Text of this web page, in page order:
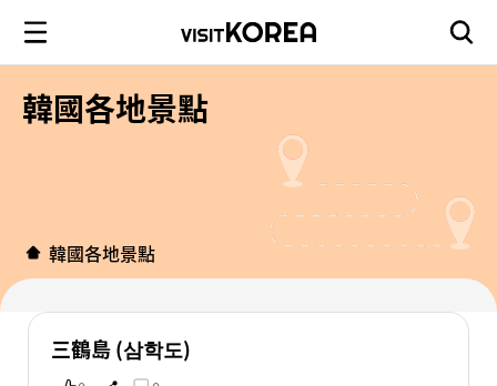
韓國各地景點
韓國各地景點
三鶴島 (삼학도)